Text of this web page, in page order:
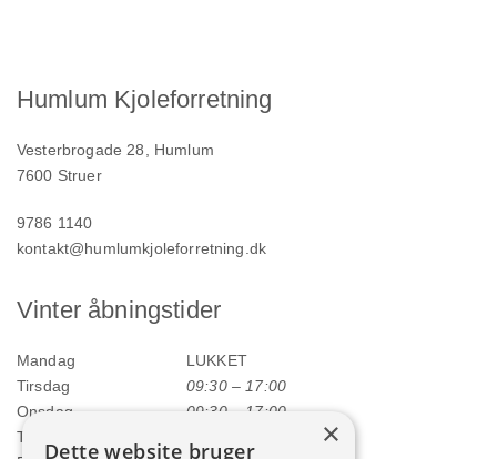
Humlum Kjoleforretning
Vesterbrogade 28, Humlum
7600 Struer
9786 1140
kontakt@humlumkjoleforretning.dk
Vinter åbningstider
Mandag
LUKKET
Tirsdag
09:30 – 17:00
Onsdag
09:30 – 17:00
Torsdag
×
Dette website bruger